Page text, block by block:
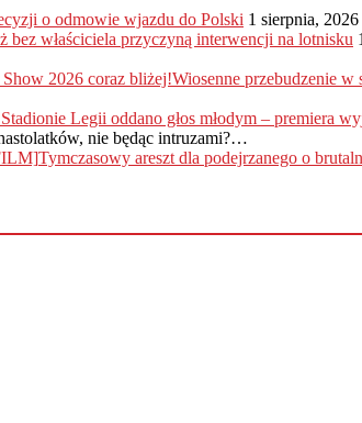
o odmowie wjazdu do Polski 1 sierpnia, 2026
bez właściciela przyczyną interwencji na lotnisku
Wiosenne przebudzenie
nie będąc intruzami?…
Tymczasowy areszt dla podejrzanego o